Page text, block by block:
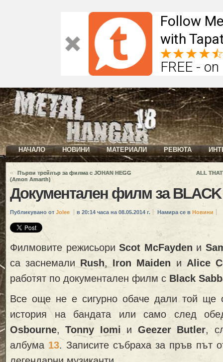
Follow
with
FREE -
НАЧАЛО НОВИНИ МАТЕРИАЛИ РЕВЮТА
«
Първи трейлър за филма с JOHAN HEGG
(Amon Amarth)
ALL
Документален филм за
Публикувано от Jolee в 20:14 часа на 08.05.2014 г. Намира се в Новини
Филмовите режисьори Scot McFayden и
са заснемали Rush, Iron Maiden и Alice
работят по документален филм с Black
Все още не е сигурно обаче дали той ще
история на бандата или само след
Osbourne,Tonny Iomi и Geezer Butler,
албума 13. Записите събраха за пръв път